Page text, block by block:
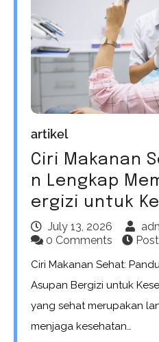
artikel
Ciri Makanan
n Lengkap
ergizi untuk
July 13, 2026
0 Comments
Ciri Makanan Sehat:
Asupan Bergizi untuk
yang sehat merupakan
menjaga kesehatan…